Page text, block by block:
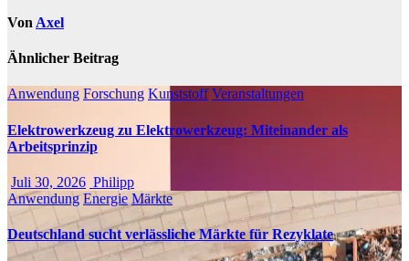
Von Axel
Ähnlicher Beitrag
Anwendung Forschung Kunststoff Veranstaltungen
Elektrowerkzeug zu Elektrowerkzeug: Miteinander als
Arbeitsprinzip
Juli 30, 2026 Philipp
Anwendung Energie Märkte
Deutschland sucht verlässliche Märkte für Rezyklate